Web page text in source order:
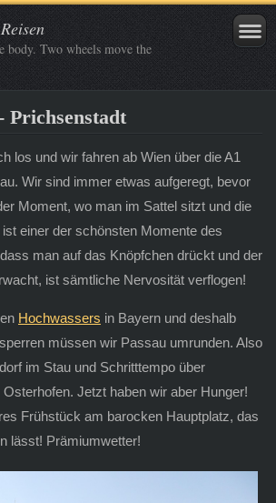
body. Two wheels move the
Prichsenstadt
los und wir fahren ab Wien über die A1
Wir sind immer etwas aufgeregt, bevor
Moment, wo man im Sattel sitzt und die
einer der schönsten Momente des
man auf das Knöpfchen drückt und der
ist sämtliche Nervosität verflogen!
Hochwassers in Bayern und deshalb
müssen wir Passau umrunden. Also
im Stau und Schritttempo über
Jetzt haben wir aber Hunger!
Frühstück am barocken Hauptplatz, das
lässt! Prämiumwetter!